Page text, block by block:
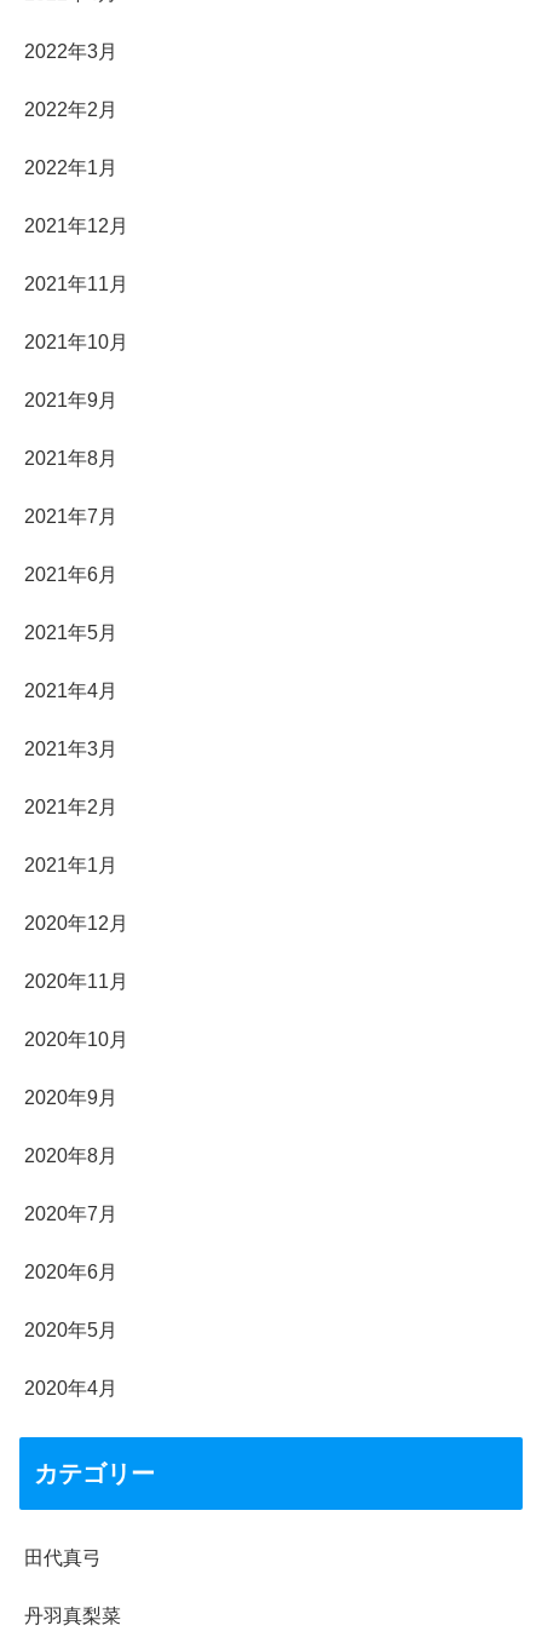
2022年3月
2022年2月
2022年1月
2021年12月
2021年11月
2021年10月
2021年9月
2021年8月
2021年7月
2021年6月
2021年5月
2021年4月
2021年3月
2021年2月
2021年1月
2020年12月
2020年11月
2020年10月
2020年9月
2020年8月
2020年7月
2020年6月
2020年5月
2020年4月
カテゴリー
田代真弓
丹羽真梨菜